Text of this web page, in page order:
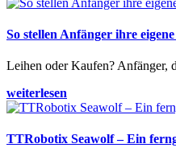
So stellen Anfänger ihre
Leihen oder Kaufen? Anfänger,
weiterlesen
TTRobotix Seawolf – Ein